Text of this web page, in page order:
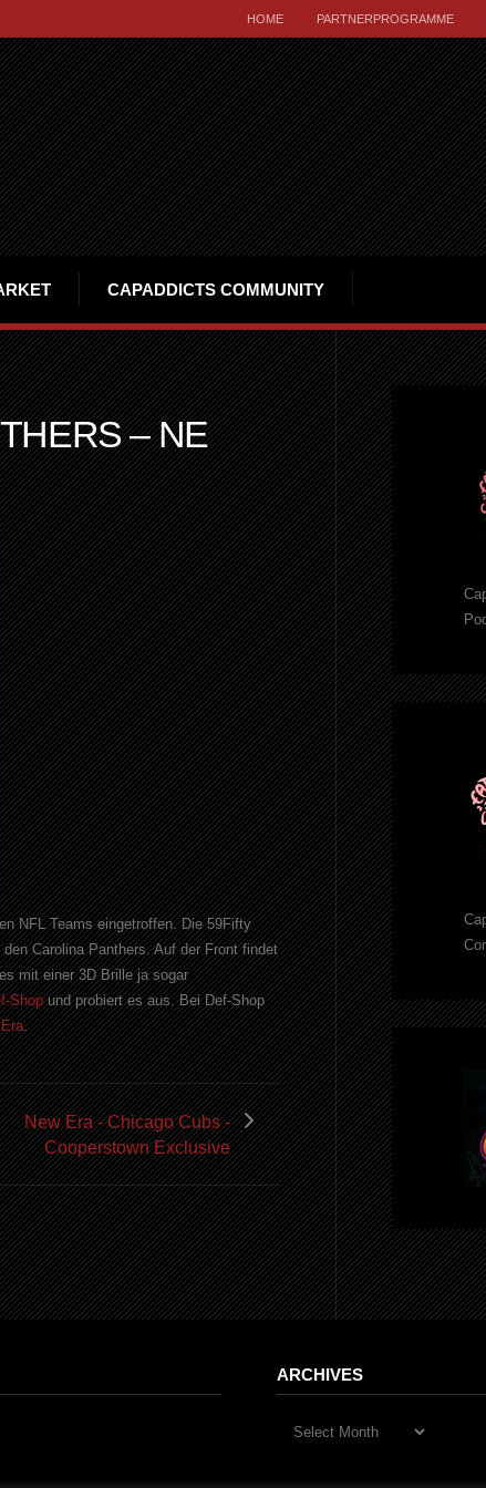
HOME PARTNERPROGRAMME
CAPADDICTS COMMUNITY
– NE
NFL Teams eingetroffen. Die 59Fifty
Carolina Panthers. Auf der Front findet
mit einer 3D Brille ja sogar
Shopund probiert es aus. Bei Def-Shop
.
New Era - Chicago Cubs -
Cooperstown Exclusive
ARCHIVES